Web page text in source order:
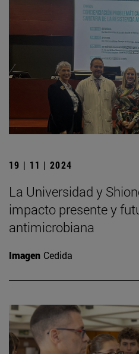
19 | 11 | 2024
La Universidad y
impacto presente y
antimicrobiana
Imagen Cedida